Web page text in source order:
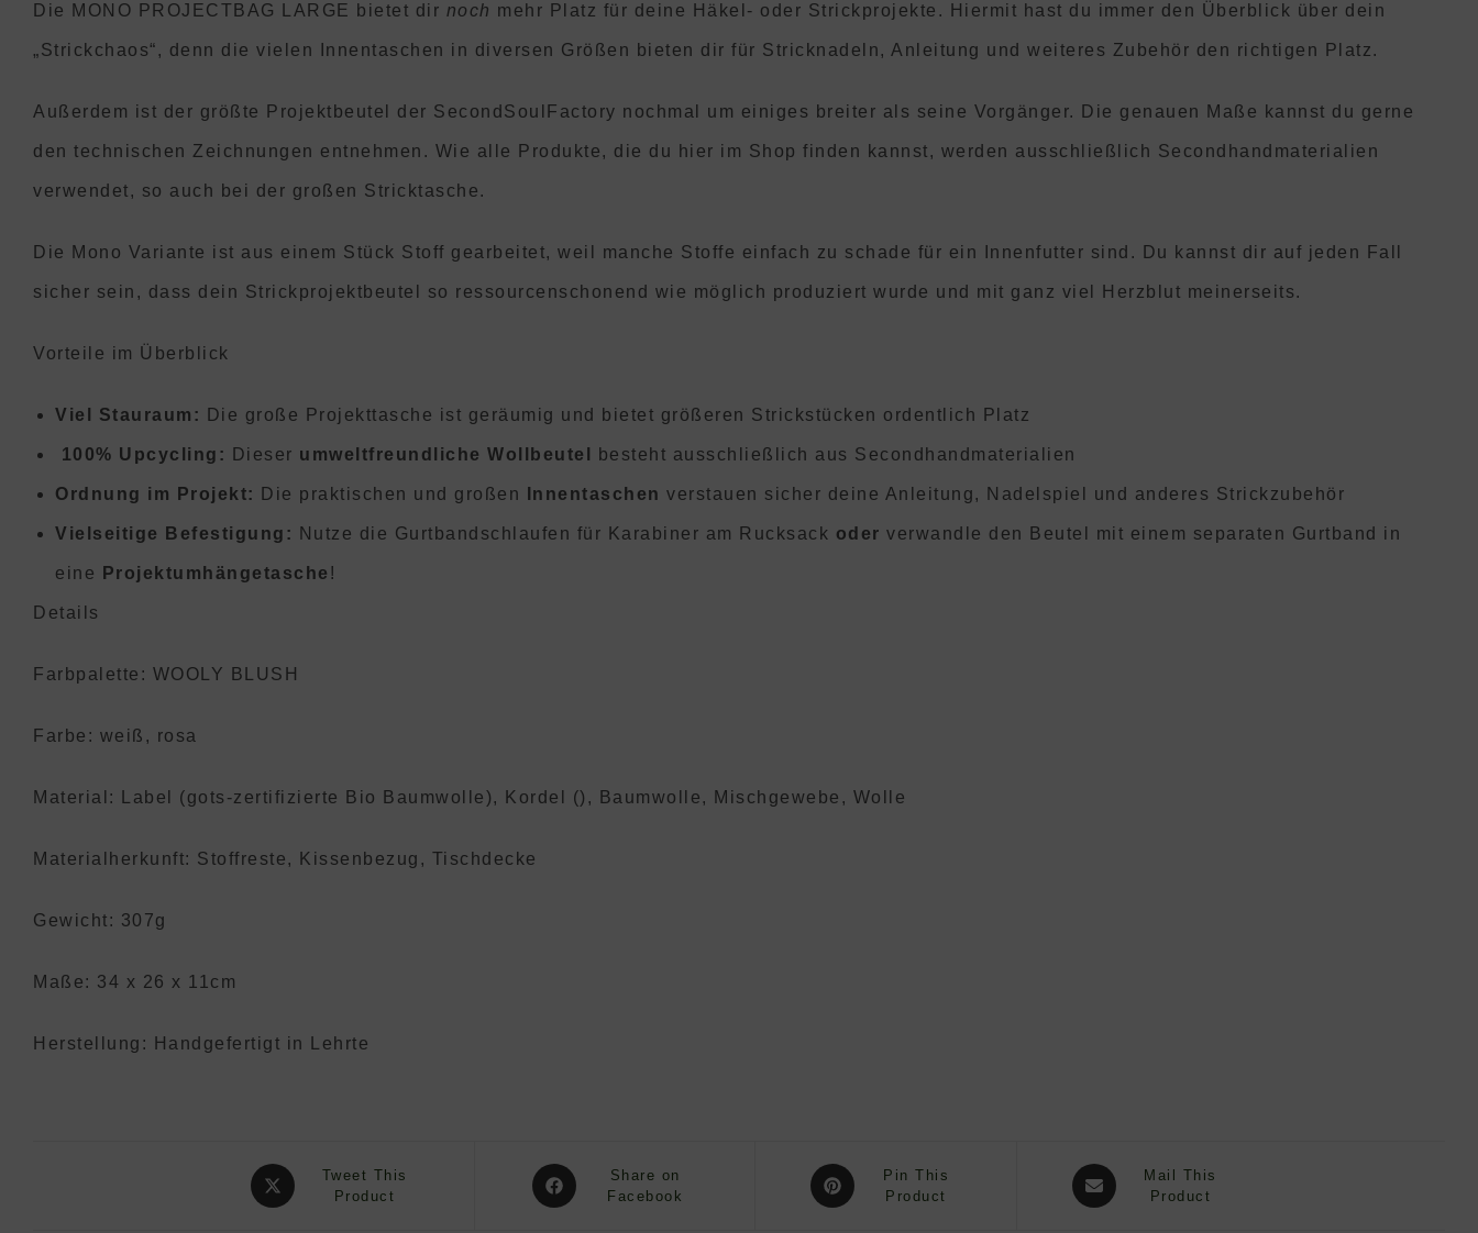
Die MONO PROJECTBAG LARGE bietet dir noch mehr Platz für deine Häkel- oder Strickprojekte. Hiermit hast du immer den Überblick über dein
„Strickchaos“, denn die vielen Innentaschen in diversen Größen bieten dir für Stricknadeln, Anleitung und weiteres Zubehör den richtigen Platz.
Außerdem ist der größte Projektbeutel der SecondSoulFactory nochmal um einiges breiter als seine Vorgänger. Die genauen Maße kannst du gerne
den technischen Zeichnungen entnehmen. Wie alle Produkte, die du hier im Shop finden kannst, werden ausschließlich Secondhandmaterialien
verwendet, so auch bei der großen Stricktasche.
Die Mono Variante ist aus einem Stück Stoff gearbeitet, weil manche Stoffe einfach zu schade für ein Innenfutter sind. Du kannst dir auf jeden Fall
sicher sein, dass dein Strickprojektbeutel so ressourcenschonend wie möglich produziert wurde und mit ganz viel Herzblut meinerseits.
Vorteile im Überblick
Viel Stauraum: Die große Projekttasche ist geräumig und bietet größeren Strickstücken ordentlich Platz
100% Upcycling: Dieser umweltfreundliche Wollbeutel besteht ausschließlich aus Secondhandmaterialien
Ordnung im Projekt: Die praktischen und großen Innentaschen verstauen sicher deine Anleitung, Nadelspiel und anderes Strickzubehör
Vielseitige Befestigung: Nutze die Gurtbandschlaufen für Karabiner am Rucksack oder verwandle den Beutel mit einem separaten Gurtband in
eine Projektumhängetasche !
Details
Farbpalette: WOOLY BLUSH
Farbe: weiß, rosa
Material: Label (gots-zertifizierte Bio Baumwolle), Kordel (), Baumwolle, Mischgewebe, Wolle
Materialherkunft: Stoffreste, Kissenbezug, Tischdecke
Gewicht: 307g
Maße: 34 x 26 x 11cm
Herstellung: Handgefertigt in Lehrte
Opens
in
Tweet This
Product
Opens
in
Share on
Facebook
Opens
in
Pin This
Product
Opens
in
Mail This
Product